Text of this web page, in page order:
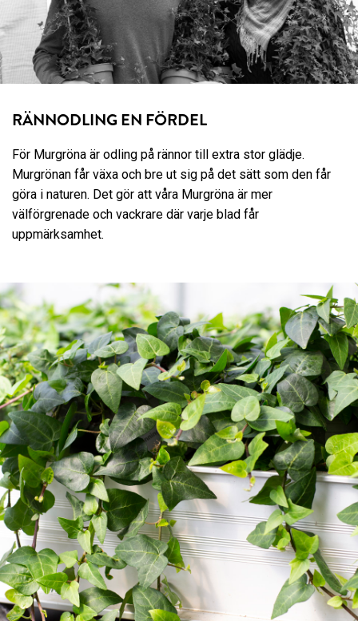
RÄNNODLING EN FÖRDEL
För Murgröna är odling på rännor till extra stor glädje.
Murgrönan får växa och bre ut sig på det sätt som den får
göra i naturen. Det gör att våra Murgröna är mer
välförgrenade och vackrare där varje blad får
uppmärksamhet.